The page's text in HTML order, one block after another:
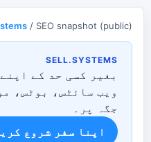
/ SEO snapshot (public)
SELL.SYSTEMS
بغیر کسی حد کے
ویب سائٹس، بوٹس،
جگہ پر۔
اپنا سفر شروع